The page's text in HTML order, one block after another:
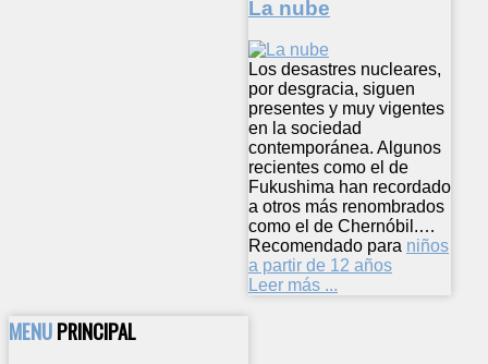
La nube
Los desastres nucleares,
por desgracia, siguen
presentes y muy vigentes
en la sociedad
contemporánea. Algunos
recientes como el de
Fukushima han recordado
a otros más renombrados
como el de Chernóbil.…
Recomendado para niños
a partir de 12 años
Leer más ...
MENUPRINCIPAL